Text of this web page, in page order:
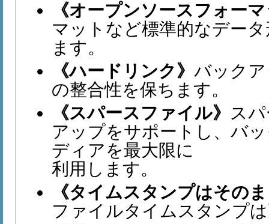
《オープンソースフォー
マットなど標準的なデー
ます。
《ハードリンク》 バック
の整合性を保ちます。
《スパースファイル》 ス
アップをサポートし、バ
ディアを最大限に
利用します。
《タイムスタンプはその
ファイルタイムスタンプ